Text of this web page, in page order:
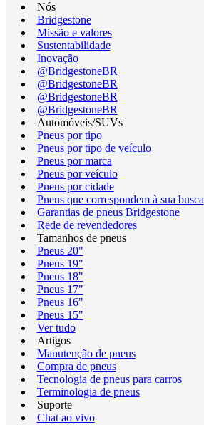
Nós
Bridgestone
Missão e valores
Sustentabilidade
Inovação
@BridgestoneBR
@BridgestoneBR
@BridgestoneBR
@BridgestoneBR
Automóveis/SUVs
Pneus por tipo
Pneus por tipo de veículo
Pneus por marca
Pneus por veículo
Pneus por cidade
Pneus que correspondem à sua busca
Garantias de pneus Bridgestone
Rede de revendedores
Tamanhos de pneus
Pneus 20"
Pneus 19"
Pneus 18"
Pneus 17"
Pneus 16"
Pneus 15"
Ver tudo
Artigos
Manutenção de pneus
Compra de pneus
Tecnologia de pneus para carros
Terminologia de pneus
Suporte
Chat ao vivo